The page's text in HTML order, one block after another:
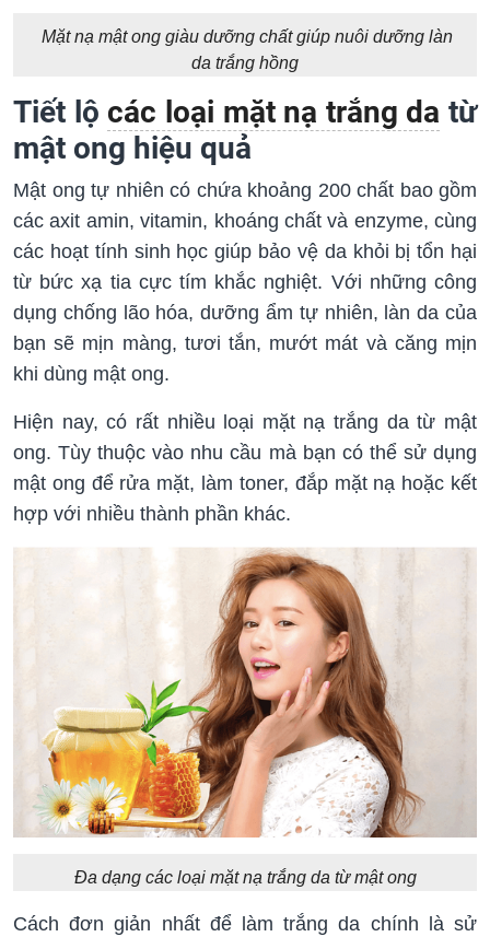
Mặt nạ mật ong giàu dưỡng chất giúp nuôi dưỡng làn
da trắng hồng
Tiết lộ các loại mặt nạ trắng da từ
mật ong hiệu quả
Mật ong tự nhiên có chứa khoảng 200 chất bao gồm
các axit amin, vitamin, khoáng chất và enzyme, cùng
các hoạt tính sinh học giúp bảo vệ da khỏi bị tổn hại
từ bức xạ tia cực tím khắc nghiệt. Với những công
dụng chống lão hóa, dưỡng ẩm tự nhiên, làn da của
bạn sẽ mịn màng, tươi tắn, mướt mát và căng mịn
khi dùng mật ong.
Hiện nay, có rất nhiều loại mặt nạ trắng da từ mật
ong. Tùy thuộc vào nhu cầu mà bạn có thể sử dụng
mật ong để rửa mặt, làm toner, đắp mặt nạ hoặc kết
hợp với nhiều thành phần khác.
Đa dạng các loại mặt nạ trắng da từ mật ong
Cách đơn giản nhất để làm trắng da chính là sử